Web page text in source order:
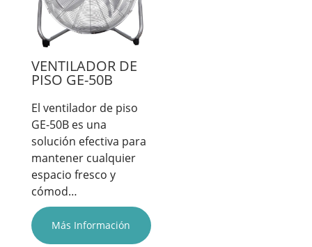
VENTILADOR DE
PISO GE-50B
El ventilador de piso
GE-50B es una
solución efectiva para
mantener cualquier
espacio fresco y
cómod…
Más Información